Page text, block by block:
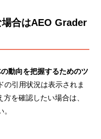
合はAEO Grader
動向を把握するためのツ
の引用状況は表示されま
を確認したい場合は、